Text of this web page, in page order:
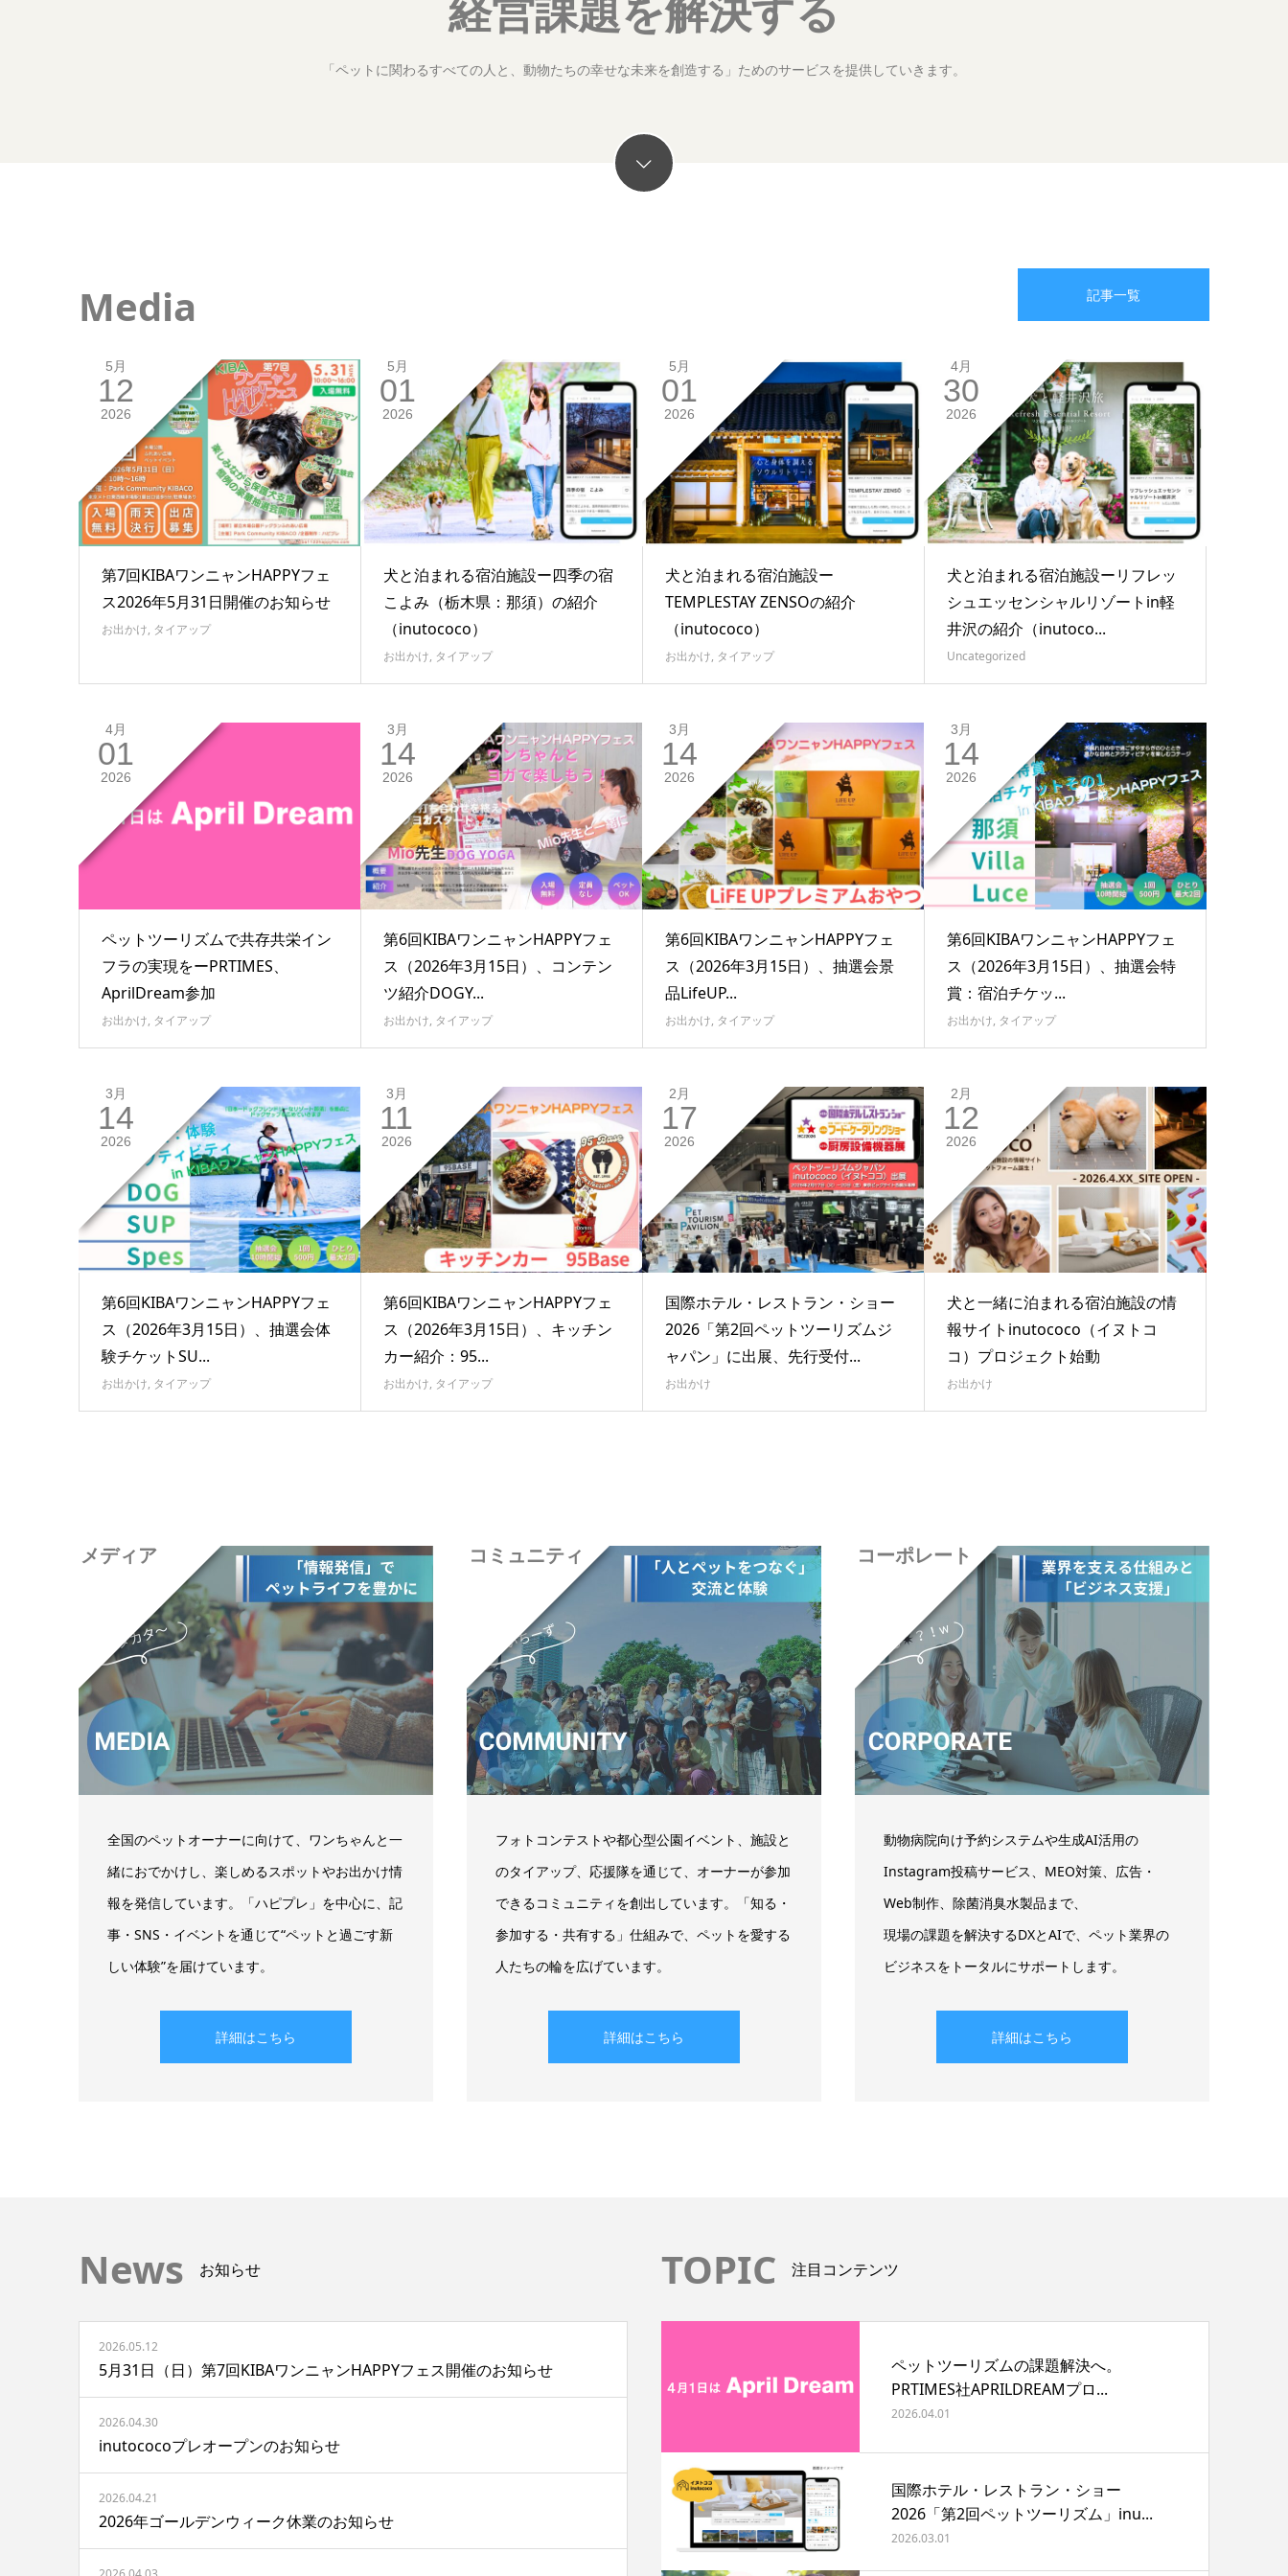
「ペットに関わるすべての人と、動物たちの幸せな未来を創造する」ためのサービスを提供していきます。
Media
5月
12
2026
第7回KIBAワンニャンHAPPYフェ
ス2026年5月31日開催のお知らせ
お出かけ, タイアップ
5月
01
2026
犬と泊まれる宿泊施設ー四季の宿
こよみ（栃木県：那須）の紹介
（inutococo）
お出かけ, タイアップ
5月
01
2026
犬と泊まれる宿泊施設ー
TEMPLESTAY ZENSOの紹介
（inutococo）
お出かけ, タイアップ
4月
30
2026
犬と泊まれる宿泊施設ーリフレッ
シュエッセンシャルリゾートin軽
井沢の紹介（inutoco...
Uncategorized
4月
01
2026
ペットツーリズムで共存共栄イン
フラの実現をーPRTIMES、
AprilDream参加
お出かけ, タイアップ
3月
14
2026
第6回KIBAワンニャンHAPPYフェ
ス（2026年3月15日）、コンテン
ツ紹介DOGY...
お出かけ, タイアップ
3月
14
2026
第6回KIBAワンニャンHAPPYフェ
ス（2026年3月15日）、抽選会景
品LifeUP...
お出かけ, タイアップ
3月
14
2026
第6回KIBAワンニャンHAPPYフェ
ス（2026年3月15日）、抽選会特
賞：宿泊チケッ...
お出かけ, タイアップ
3月
14
2026
第6回KIBAワンニャンHAPPYフェ
ス（2026年3月15日）、抽選会体
験チケットSU...
お出かけ, タイアップ
3月
11
2026
第6回KIBAワンニャンHAPPYフェ
ス（2026年3月15日）、キッチン
カー紹介：95...
お出かけ, タイアップ
2月
17
2026
国際ホテル・レストラン・ショー
2026「第2回ペットツーリズムジ
ャパン」に出展、先行受付...
お出かけ
2月
12
2026
犬と一緒に泊まれる宿泊施設の情
報サイトinutococo（イヌトコ
コ）プロジェクト始動
お出かけ
記事一覧
メディア
全国のペットオーナーに向けて、ワンちゃんと一
緒におでかけし、楽しめるスポットやお出かけ情
報を発信しています。「ハピプレ」を中心に、記
事・SNS・イベントを通じて“ペットと過ごす新
しい体験”を届けています。
詳細はこちら
コミュニティ
フォトコンテストや都心型公園イベント、施設と
のタイアップ、応援隊を通じて、オーナーが参加
できるコミュニティを創出しています。「知る・
参加する・共有する」仕組みで、ペットを愛する
人たちの輪を広げています。
詳細はこちら
コーポレート
動物病院向け予約システムや生成AI活用の
Instagram投稿サービス、MEO対策、広告・
Web制作、除菌消臭水製品まで、
現場の課題を解決するDXとAIで、ペット業界の
ビジネスをトータルにサポートします。
詳細はこちら
News お知らせ
2026.05.12
5月31日（日）第7回KIBAワンニャンHAPPYフェス開催のお知らせ
2026.04.30
inutococoプレオープンのお知らせ
2026.04.21
2026年ゴールデンウィーク休業のお知らせ
TOPIC 注目コンテンツ
ペットツーリズムの課題解決へ。
PRTIMES社APRILDREAMプロ...
2026.04.01
国際ホテル・レストラン・ショー
2026「第2回ペットツーリズム」inu...
2026.03.01